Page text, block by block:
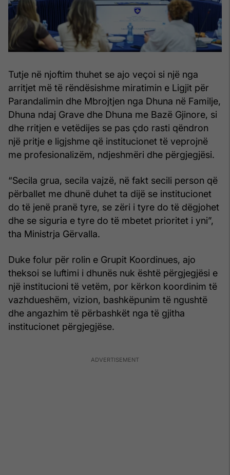
Tutje në njoftim thuhet se ajo veçoi si një nga
arritjet më të rëndësishme miratimin e Ligjit për
Parandalimin dhe Mbrojtjen nga Dhuna në Familje,
Dhuna ndaj Grave dhe Dhuna me Bazë Gjinore, si
dhe rritjen e vetëdijes se pas çdo rasti qëndron
një pritje e ligjshme që institucionet të veprojnë
me profesionalizëm, ndjeshmëri dhe përgjegjësi.
“Secila grua, secila vajzë, në fakt secili person që
përballet me dhunë duhet ta dijë se institucionet
do të jenë pranë tyre, se zëri i tyre do të dëgjohet
dhe se siguria e tyre do të mbetet prioritet i yni”,
tha Ministrja Gërvalla.
Duke folur për rolin e Grupit Koordinues, ajo
theksoi se luftimi i dhunës nuk është përgjegjësi e
një institucioni të vetëm, por kërkon koordinim të
vazhdueshëm, vizion, bashkëpunim të ngushtë
dhe angazhim të përbashkët nga të gjitha
institucionet përgjegjëse.